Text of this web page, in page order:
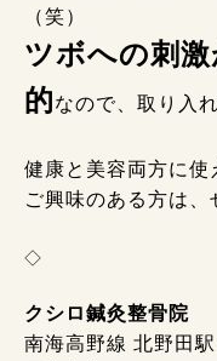
（笑）
ツボへの刺
的なので、取り入
健康と美容両方に使
ご興味のある方は、
◇
クシロ鍼灸整骨院
南海高野線 北野田